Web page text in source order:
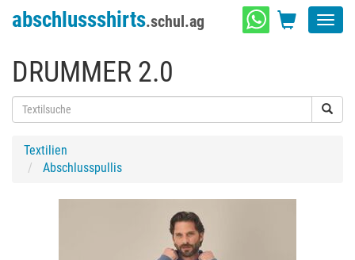
abschlussshirts.schul.ag
DRUMMER 2.0
Textilien
Abschlusspullis